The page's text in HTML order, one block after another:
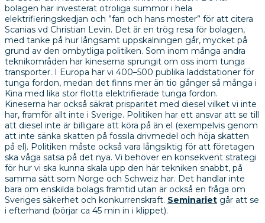
bolagen har investerat otroliga summor i hela
elektrifieringskedjan och ”fan och hans moster” för att citera
Scanias vd Christian Levin. Det är en trög resa för bolagen,
med tanke på hur långsamt uppskalningen går, mycket på
grund av den ombytliga politiken. Som inom många andra
teknikområden har kineserna sprungit om oss inom tunga
transporter. I Europa har vi 400–500 publika laddstationer för
tunga fordon, medan det finns mer än tio gånger så många i
Kina med lika stor flotta elektrifierade tunga fordon.
Kineserna har också säkrat prisparitet med diesel vilket vi inte
har, framför allt inte i Sverige. Politiken har ett ansvar att se till
att diesel inte är billigare att köra på än el (exempelvis genom
att inte sänka skatten på fossila drivmedel och höja skatten
på el). Politiken måste också vara långsiktig för att företagen
ska våga satsa på det nya. Vi behöver en konsekvent strategi
för hur vi ska kunna skala upp den här tekniken snabbt, på
samma sätt som Norge och Schweiz har. Det handlar inte
bara om enskilda bolags framtid utan är också en fråga om
Sveriges säkerhet och konkurrenskraft. Seminariet går att se
i efterhand (börjar ca 45 min in i klippet).